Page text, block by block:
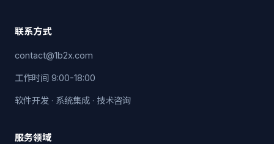
联系方式
contact@1b2x.com
工作时间 9:00-18:00
软件开发 · 系统集成 · 技术咨询
服务领域